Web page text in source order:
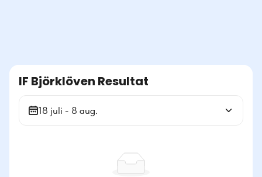
IF Björklöven Resultat
18 juli - 8 aug.